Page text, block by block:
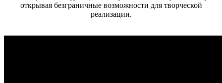
открывая безграничные возможности для творческой
реализации.